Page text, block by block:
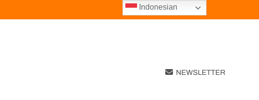
NEWSLETTER
Indonesian